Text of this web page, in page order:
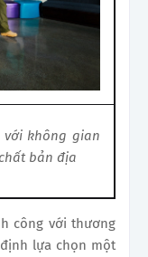
với không gian
bản địa
công với thương
định lựa chọn một